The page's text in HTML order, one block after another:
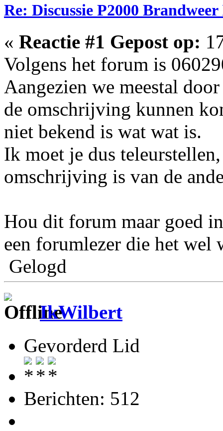
Re: Discussie P2000
« Reactie #1 Gepost op:
Volgens het forum is
Aangezien we meestal
de omschrijving kunnen
niet bekend is wat wat is.
Ik moet je dus
omschrijving is van de
Hou dit forum maar goed
een forumlezer die het wel
Gelogd
IkWilbert
Gevorderd Lid
Berichten: 512